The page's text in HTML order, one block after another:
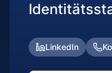
LinkedIn